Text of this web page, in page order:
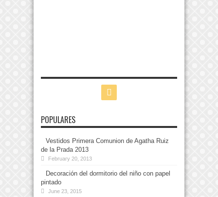
POPULARES
Vestidos Primera Comunion de Agatha Ruiz
de la Prada 2013
February 20, 2013
Decoración del dormitorio del niño con papel
pintado
June 23, 2015